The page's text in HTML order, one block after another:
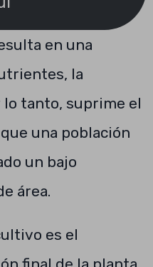
en una
la
lo tanto, suprime el
una población
un bajo
área.
es el
final de la planta